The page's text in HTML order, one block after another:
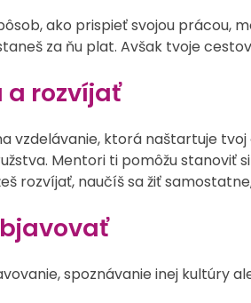
ako prispieť svojou prácou,
za ňu plat. Avšak tvoje
a rozvíjať
vzdelávanie, ktorá naštartuje
Mentori ti pomôžu stanoviť
rozvíjať, naučíš sa žiť
spoznávanie inej